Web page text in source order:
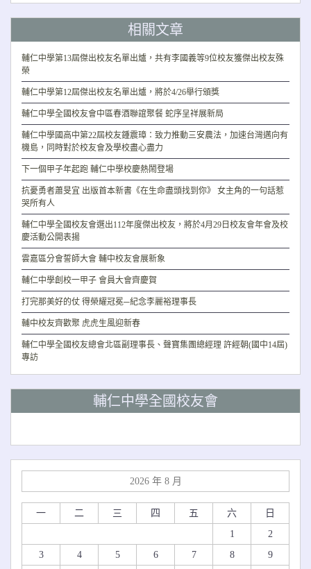
相關文章
輔仁中學第13屆傑出校友名單出爐，共有李國義等9位校友獲傑出校友殊
榮
輔仁中學第12屆傑出校友名單出爐，將於4/26舉行頒獎
輔仁中學全國校友會中區春酒聯誼聚餐 蛇序呈祥展新局
輔仁中學國高中第22屆校友鍾震璋：致力推動三安農法，加速台灣邁向有
機島，同時對於校友會及學校盡心盡力
下一個甲子年起跑 輔仁中學校慶熱鬧登場
抗憂勇者蕭旻宜 出版首本新書《在生命盡頭找到你》 女主角的一句話惹
哭所有人
輔仁中學全國校友會選出112年度傑出校友，將於4月29日校友會年會及校
慶活動公開表揚
雲嘉區分會誓師大會 輔中校友會展新象
輔仁中學創校一甲子 會員大會齊慶賀
打完那美好的仗 得榮耀冠冕─紀念李麗裕理事長
輔中校友齊歡聚 虎虎生風迎新春
輔仁中學全國校友總會北區副理事長、聲寶集團總經理 許經朝(國中14屆)
專訪
輔仁中學全國校友會
2026 年 8 月
一 二 三 四 五 六
日
1
2
3
4 5 6 7 8 9